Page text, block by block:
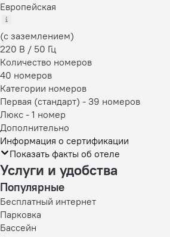
Европейская
(с заземлением)
220 В / 50 Гц
Количество номеров
40 номеров
Категории номеров
Первая (стандарт) - 39 номеров
Люкс - 1 номер
Дополнительно
Информация о сертификации
Показать факты об отеле
Услуги и удобства
Популярные
Бесплатный интернет
Парковка
Бассейн